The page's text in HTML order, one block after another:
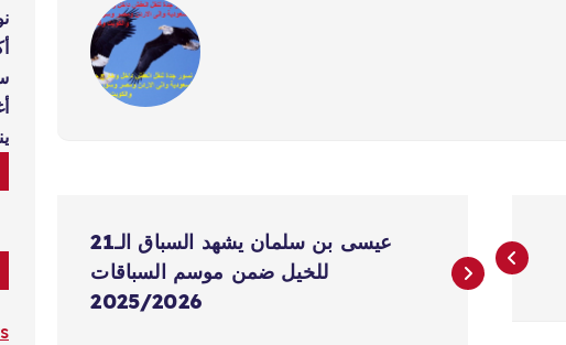
عيسى بن سلمان يشهد السباق الـ21
للخيل ضمن موسم السباقات
2025/2026